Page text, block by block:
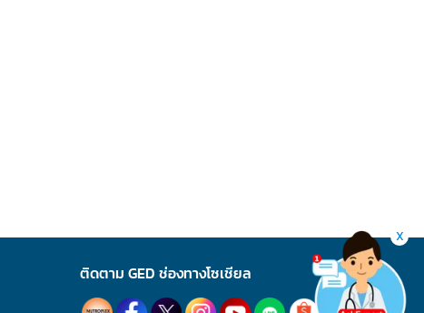
ติดตาม GED ช่องทางโซเชียล
X